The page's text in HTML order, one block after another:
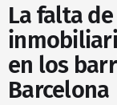
La falta
en los
Barcelona